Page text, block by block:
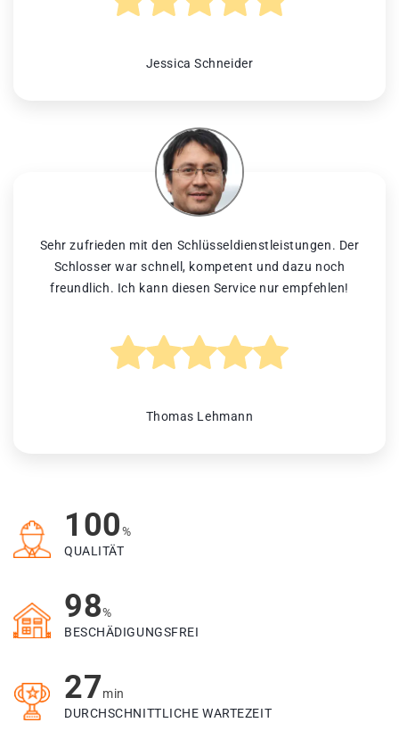
Jessica Schneider
Sehr zufrieden mit den Schlüsseldienstleistungen. Der
Schlosser war schnell, kompetent und dazu noch
freundlich. Ich kann diesen Service nur empfehlen!
Thomas Lehmann
100%
QUALITÄT
98%
BESCHÄDIGUNGSFREI
27min
DURCHSCHNITTLICHE WARTEZEIT